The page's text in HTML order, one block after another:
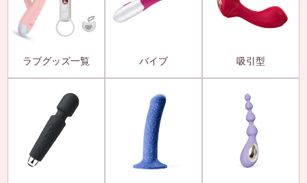
ラブグッズ一覧 バイブ 吸引型